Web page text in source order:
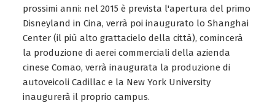
prossimi anni: nel 2015 è prevista l'apertura del primo
Disneyland in Cina, verrà poi inaugurato lo Shanghai
Center (il più alto grattacielo della città), comincerà
la produzione di aerei commerciali della azienda
cinese Comao, verrà inaugurata la produzione di
autoveicoli Cadillac e la New York University
inaugurerà il proprio campus.